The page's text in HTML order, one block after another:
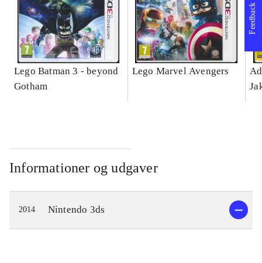
Lego Batman 3 - beyond
Gotham
Lego Marvel Avengers
Informationer og udgaver
2014 Nintendo 3ds
Feedback